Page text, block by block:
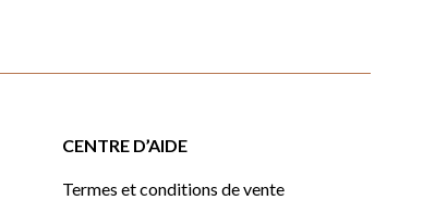
CENTRE D’AIDE
Termes et conditions de vente